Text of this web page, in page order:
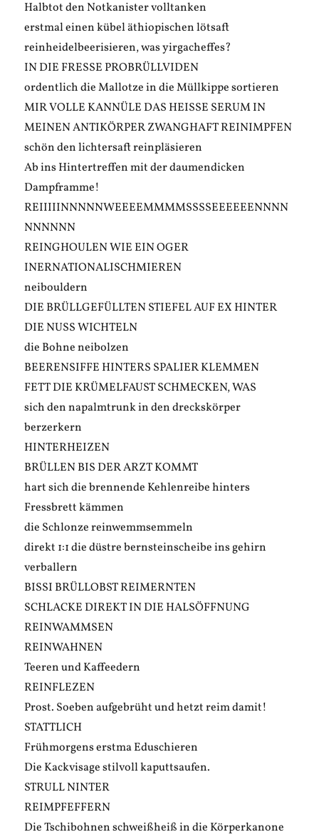
Halbtot den Notkanister volltanken
erstmal einen kübel äthiopischen lötsaft
reinheidelbeerisieren, was yirgacheffes?
IN DIE FRESSE PROBRÜLLVIDEN
ordentlich die Mallotze in die Müllkippe sortieren
MIR VOLLE KANNÜLE DAS HEISSE SERUM IN
MEINEN ANTIKÖRPER ZWANGHAFT REINIMPFEN
schön den lichtersaft reinpläsieren
Ab ins Hintertreffen mit der daumendicken
Dampframme!
REIIIIINNNNNWEEEEMMMMSSSSEEEEEENNNN
NNNNNN
REINGHOULEN WIE EIN OGER
INERNATIONALISCHMIEREN
neibouldern
DIE BRÜLLGEFÜLLTEN STIEFEL AUF EX HINTER
DIE NUSS WICHTELN
die Bohne neibolzen
BEERENSIFFE HINTERS SPALIER KLEMMEN
FETT DIE KRÜMELFAUST SCHMECKEN, WAS
sich den napalmtrunk in den dreckskörper
berzerkern
HINTERHEIZEN
BRÜLLEN BIS DER ARZT KOMMT
hart sich die brennende Kehlenreibe hinters
Fressbrett kämmen
die Schlonze reinwemmsemmeln
direkt 1:1 die düstre bernsteinscheibe ins gehirn
verballern
BISSI BRÜLLOBST REIMERNTEN
SCHLACKE DIREKT IN DIE HALSÖFFNUNG
REINWAMMSEN
REINWAHNEN
Teeren und Kaffeedern
REINFLEZEN
Prost. Soeben aufgebrüht und hetzt reim damit!
STATTLICH
Frühmorgens erstma Eduschieren
Die Kackvisage stilvoll kaputtsaufen.
STRULL NINTER
REIMPFEFFERN
Die Tschibohnen schweißheiß in die Körperkanone